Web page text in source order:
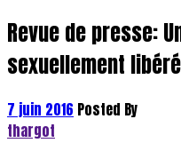
Revue de presse:
sexuellement
7 juin 2016 Posted By
thargot